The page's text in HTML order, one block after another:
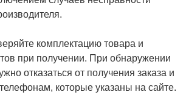
комплектацию товара и
при получении. При обнаружении
отказаться от получения заказа и
которые указаны на сайте.